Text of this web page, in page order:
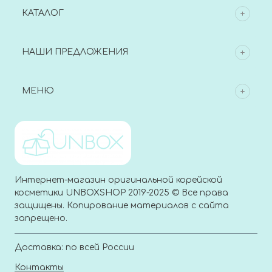
КАТАЛОГ
НАШИ ПРЕДЛОЖЕНИЯ
МЕНЮ
Интернет-магазин оригинальной корейской
косметики UNBOXSHOP 2019-2025 © Все права
защищены. Копирование материалов с сайта
запрещено.
Доставка: по всей России
Контакты